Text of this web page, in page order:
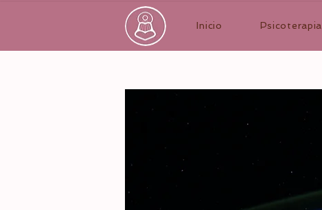
Inicio Psicoterapia